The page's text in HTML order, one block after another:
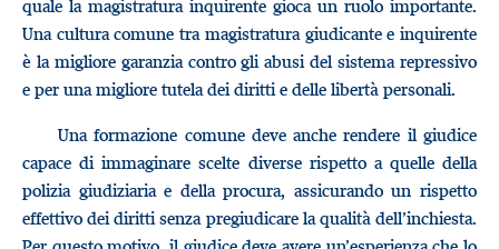
quale la magistratura inquirente gioca un ruolo importante.
Una cultura comune tra magistratura giudicante e inquirente
è la migliore garanzia contro gli abusi del sistema repressivo
e per una migliore tutela dei diritti e delle libertà personali.
Una formazione comune deve anche rendere il giudice
capace di immaginare scelte diverse rispetto a quelle della
polizia giudiziaria e della procura, assicurando un rispetto
effettivo dei diritti senza pregiudicare la qualità dell’inchiesta.